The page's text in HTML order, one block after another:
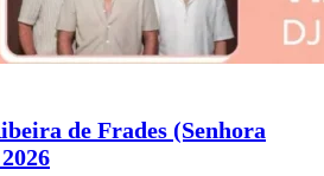
de Frades (Senhora